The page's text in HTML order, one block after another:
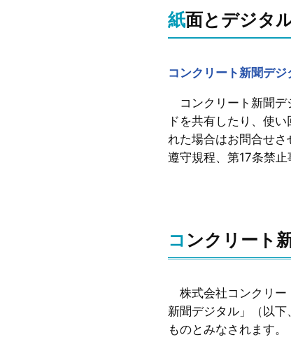
紙面とデジ
コンクリート新聞デ
コンクリート新聞デ
ドを共有したり、使
れた場合はお問合せ
遵守規程、第17条禁止
コンクリー
株式会社コンクリー
新聞デジタル」（以
ものとみなされます。